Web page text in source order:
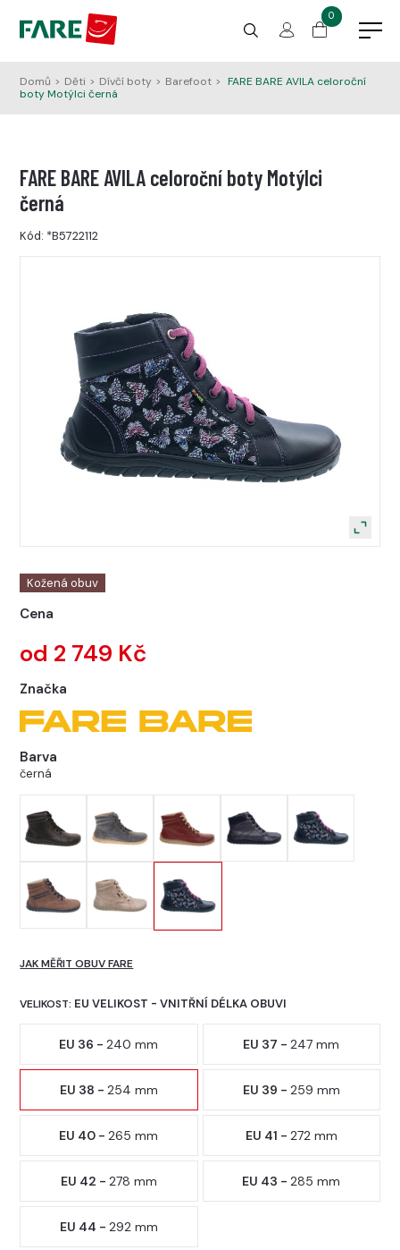
0
Domů > Děti > Dívčí boty > Barefoot > FARE BARE AVILA celoroční
boty Motýlci černá
FARE BARE AVILA celoroční boty Motýlci
černá
Kód: *B5722112
Kožená obuv
Cena
od 2 749 Kč
Značka
Barva
černá
VELIKOST: EU VELIKOST - VNITŘNÍ DÉLKA OBUVI
JAK MĚŘIT OBUV FARE
EU 36 -240 mm EU 37 -247 mm
EU 38 - 254 mm EU 39 - 259 mm
EU 40 -265 mm EU 41 - 272 mm
EU 42 - 278 mm EU 43 -285 mm
EU 44 - 292 mm